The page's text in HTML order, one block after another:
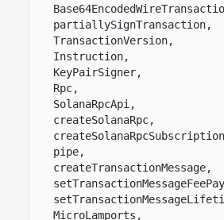
partiallySignTransaction,
TransactionVersion,
Instruction,
KeyPairSigner,
Rpc,
SolanaRpcApi,
createSolanaRpc,
pipe,
createTransactionMessage,
MicroLamports,